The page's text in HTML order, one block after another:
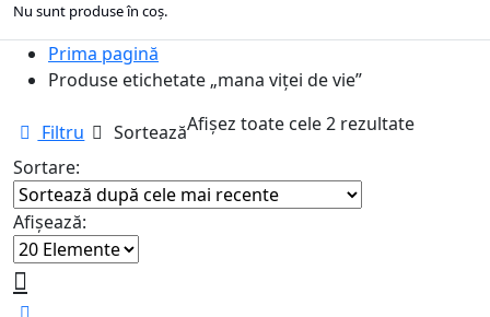
Nu sunt produse în coș.
Prima pagină
Produse etichetate „mana viței de vie”
Filtru SorteazăAfișez toate cele 2 rezultateSortat
Sortare:
Afișează: